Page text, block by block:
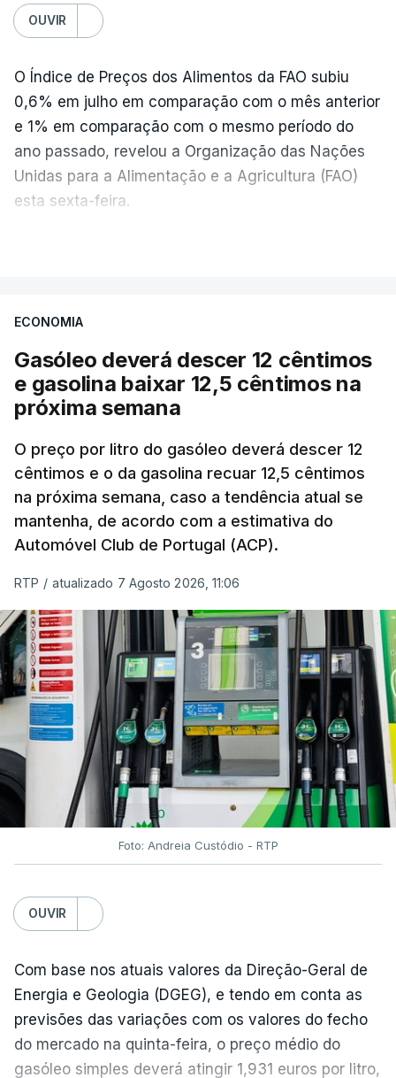
OUVIR
O Índice de Preços dos Alimentos da FAO subiu
0,6% em julho em comparação com o mês anterior
e 1% em comparação com o mesmo período do
ano passado, revelou a Organização das Nações
Unidas para a Alimentação e a Agricultura (FAO)
esta sexta-feira.
com ondas de calor no Verão e conflitos na
Ucrânia e no Médio Oriente a elevar os
custos das colheitas.
O índice, que acompanha as variações mensais
de um cabaz de produtos alimentares
comercializados internacionalmente, subiu para
131,1 pontos em julho, face aos 130,3 de junho.
O aumento dos preços dos alimentos básicos
nas prateleiras nos meses seguintes, à medida
que os fornecedores repercutem os seus
custos nos consumidores.
Em julho, o aumento esteve associado aos preços
do açúcar (+5,6%), dos cereais (+3,4%) e dos
óleos vegetais (+2%).
Estes aumentos foram "parcialmente
compensados por quedas" nos preços das "carnes
e dos produtos lácteos", segundo a FAO.
Os preços do açúcar dispararam no mês passado
devido às preocupações com os efeitos das ondas
fenómeno El Niño na produção asiática, observou a
FAO. No entanto, o índice mantém-se 8% abaixo do
registado no ano passado.
ECONOMIA
Gasóleo deverá descer 12 cêntimos
e gasolina baixar 12,5 cêntimos na
próxima semana
O preço por litro do gasóleo deverá descer 12
cêntimos e o da gasolina recuar 12,5 cêntimos
na próxima semana, caso a tendência atual se
mantenha, de acordo com a estimativa do
Automóvel Club de Portugal (ACP).
RTP / atualizado 7 Agosto 2026, 11:06
Foto: Andreia Custódio - RTP
OUVIR
Com base nos atuais valores da Direção-Geral de
Energia e Geologia (DGEG), e tendo em conta as
previsões das variações com os valores do fecho
do mercado na quinta-feira, o preço médio do
gasóleo simples deverá atingir 1,931 euros por litro,